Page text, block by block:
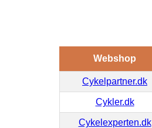
Webshop
Cykelpartner.dk
Cykler.dk
Cykelexperten.dk